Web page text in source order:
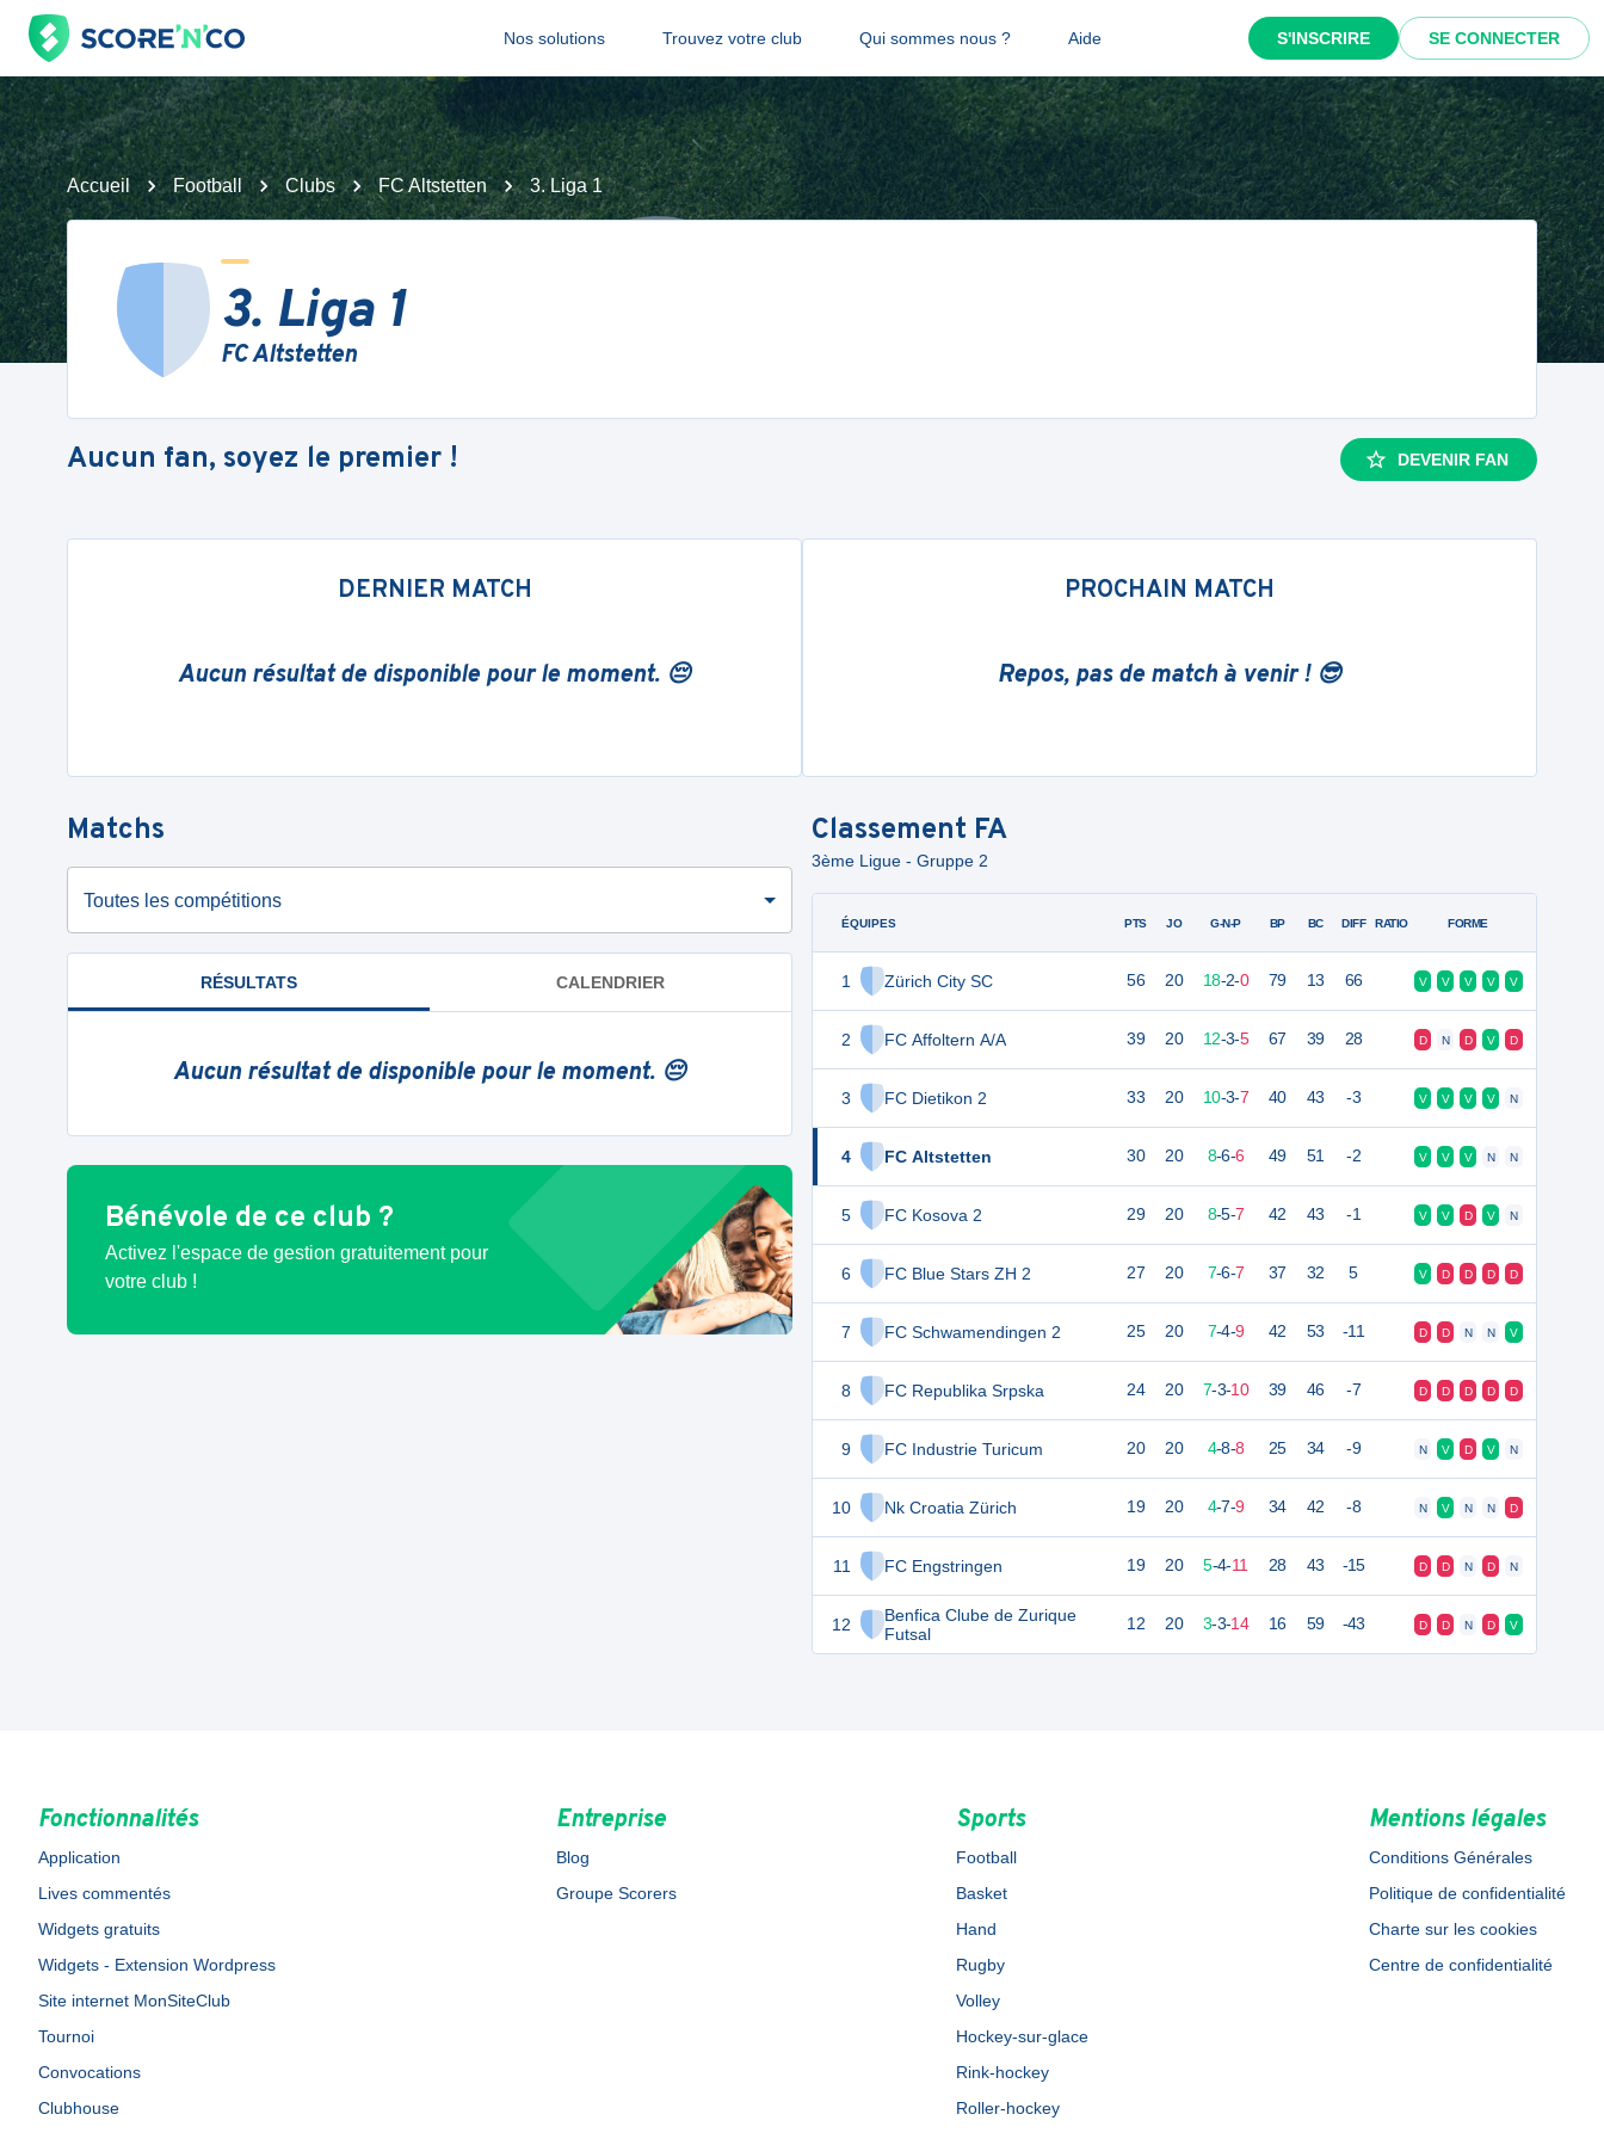
Nos solutions Trouvez votre club Qui sommes nous ? Aide S'INSCRIRE SE CONNECTER
Accueil Football Clubs FC Altstetten 3. Liga 1
3. Liga 1
FC Altstetten
Aucun fan, soyez le premier ! DEVENIR FAN
DERNIER MATCH
Aucun résultat de disponible pour le moment. 😔
PROCHAIN MATCH
Repos, pas de match à venir ! 😎
Matchs
Toutes les compétitions
RÉSULTATS CALENDRIER
Aucun résultat de disponible pour le moment. 😔
Bénévole de ce club ?
Activez l'espace de gestion gratuitement pour
votre club !
Classement FA
3ème Ligue - Gruppe 2
ÉQUIPES
1 Zürich City SC
2 FC Affoltern A/A
3 FC Dietikon 2
4 FC Altstetten
5 FC Kosova 2
6 FC Blue Stars ZH 2
7 FC Schwamendingen 2
8 FC Republika Srpska
9 FC Industrie Turicum
10 Nk Croatia Zürich
11 FC Engstringen
12
Benfica Clube de Zurique
Futsal
PTS JO G-N-P BP BC DIFF RATIO FORME
56 20 18-2-0 79 13 66 V V V V V
39 20 12-3-5 67 39 28 D N D V D
33 20 10-3-7 40 43 -3 V V V V N
30 20 8-6-6 49 51 -2 V V V N N
29 20 8-5-7 42 43 -1 V V D V N
27 20 7-6-7 37 32 5 V D D D D
25 20 7-4-9 42 53 -11 D D N N V
24 20 7-3-10 39 46 -7 D D D D D
20 20 4-8-8 25 34 -9 N V D V N
19 20 4-7-9 34 42 -8 N V N N D
19 20 5-4-11 28 43 -15 D D N D N
12 20 3-3-14 16 59 -43 D D N D V
Fonctionnalités
Application
Lives commentés
Widgets gratuits
Widgets - Extension Wordpress
Site internet MonSiteClub
Tournoi
Convocations
Clubhouse
Entreprise
Blog
Groupe Scorers
Sports
Football
Basket
Hand
Rugby
Volley
Hockey-sur-glace
Rink-hockey
Roller-hockey
Mentions légales
Conditions Générales
Politique de confidentialité
Charte sur les cookies
Centre de confidentialité